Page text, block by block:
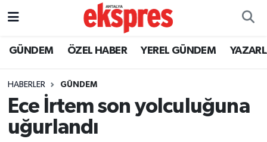
GÜNDEM ÖZEL HABER YEREL GÜNDEM
HABERLER GÜNDEM
Ece İrtem son yolculuğuna
uğurlandı
ÖZEL HABER
YEREL GÜNDEM
EKONOMİ
Nöbetçi Eczaneler
Trafik Durumu
Süper Lig Puan Durumu ve Fikstür